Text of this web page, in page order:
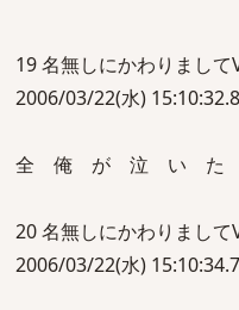
19 名無しにかわりまして
2006/03/22(水)
全 俺 が 泣 い た
20 名無しにかわりまして
2006/03/22(水)